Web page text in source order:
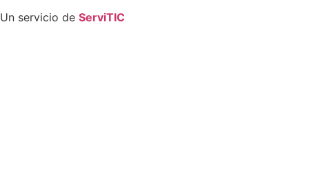
Un servicio de ServiTIC